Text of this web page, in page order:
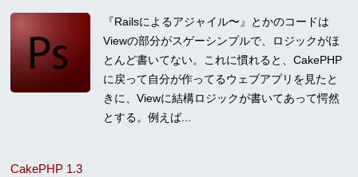
『Railsによるアジャイル〜』とかのコードは
Viewの部分がスゲーシンプルで、ロジックがほ
とんど書いてない。これに慣れると、CakePHP
に戻って自分が作ってるウェブアプリを見たと
きに、Viewに結構ロジックが書いてあって愕然
とする。例えば...
CakePHP 1.3